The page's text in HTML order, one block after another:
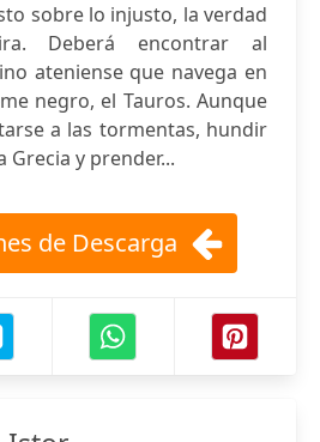
sobre lo injusto, la verdad
Deberá encontrar al
ateniense que navega en
negro, el Tauros. Aunque
a las tormentas, hundir
Grecia y prender...
de Descarga